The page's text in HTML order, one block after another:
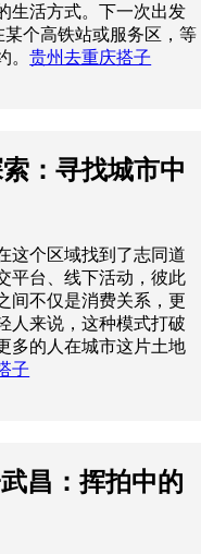
生活方式。下一次出发
某个高铁站或服务区，等
。贵州去重庆搭子
：寻找城市中
这个区域找到了志同道
平台、线下活动，彼此
间不仅是消费关系，更
人来说，这种模式打破
多的人在城市这片土地
子
昌：挥拍中的